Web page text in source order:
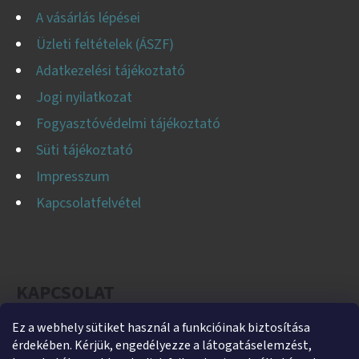
Ez a webhely sütiket használ a funkcióinak biztosítása
érdekében. Kérjük, engedélyezze a látogatáselemzést,
A vásárlás lépései
Üzleti feltételek (ÁSZF)
Adatkezelési tájékoztató
Jogi nyilatkozat
Fogyasztóvédelmi tájékoztató
Süti tájékoztató
Impresszum
Kapcsolatfelvétel
helti@helti.hu